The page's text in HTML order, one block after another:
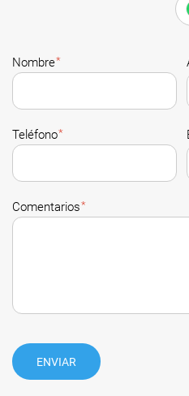
Nombre*
Teléfono*
Comentarios*
ENVIAR